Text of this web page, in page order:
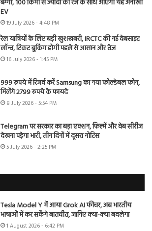
बग्गी, 100 किमी से ज्यादा की रेंज के साथ आएगी यह अनोखी
EV
19 July 2026 - 4:48 PM
रेल यात्रियों के लिए बड़ी खुशखबरी, IRCTC की नई वेबसाइट
लॉन्च, टिकट बुकिंग होगी पहले से आसान और तेज
16 July 2026 - 1:45 PM
999 रुपये में रिजर्व करें Samsung का नया फोल्डेबल फोन,
मिलेंगे 2799 रुपये के फायदे
8 July 2026 - 5:54 PM
Telegram पर सरकार का बड़ा एक्शन, फिल्में और वेब सीरीज
देखना पड़ेगा भारी, तीन दिनों में दूसरा नोटिस
5 July 2026 - 2:25 PM
Tesla Model Y में आया Grok AI फीचर, अब भारतीय
भाषाओं में कर सकेंगे बातचीत, जानिए क्या-क्या बदलेगा
1 August 2026 - 6:42 PM